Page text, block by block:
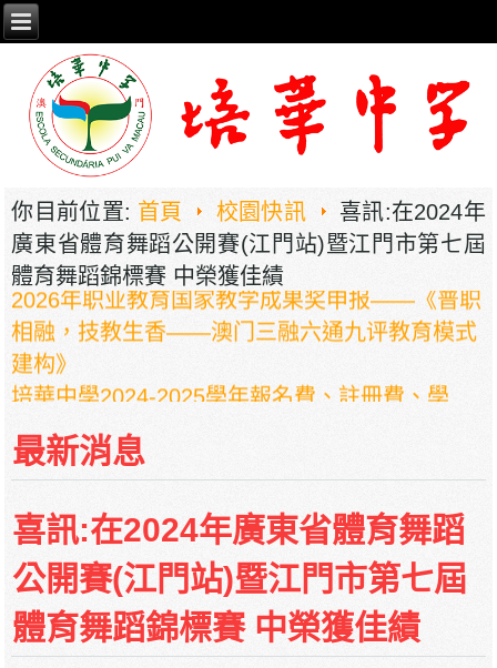
你目前位置: 首頁 校園快訊
喜訊:在2024年
廣東省體育舞蹈公開賽(江門站)暨江門市第七屆
體育舞蹈錦標賽 中榮獲佳績
2026年职业教育国家教学成果奖申报——《普职
相融，技教生香——澳门三融六通九评教育模式
建构》
培華中學2024-2025學年報名費、註冊費、學
項目
培華中學收費項目一覽表
停課通知
最新消息
喜訊:在2024年廣東省體育舞蹈
公開賽(江門站)暨江門市第七屆
體育舞蹈錦標賽 中榮獲佳績